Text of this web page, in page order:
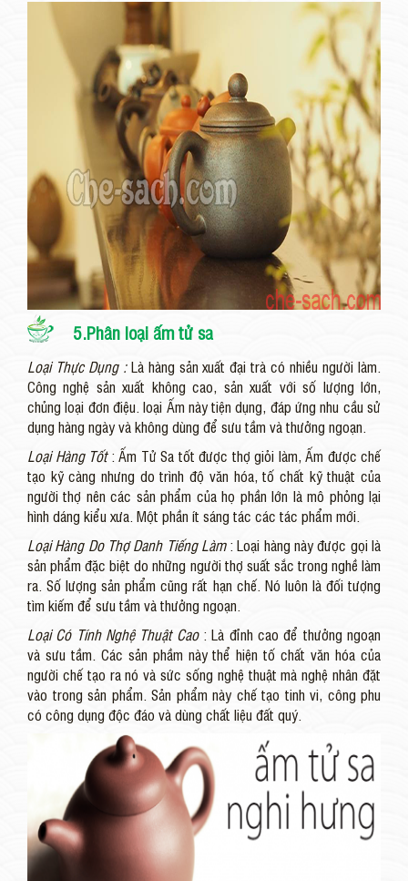
5.Phân loại ấm tử sa
Loại Thực Dụng :Là hàng sản xuất đại trà có nhiều người làm.
Công nghệ sản xuất không cao, sản xuất với số lượng lớn,
chủng loại đơn điệu. loại Ấm này tiện dụng, đáp ứng nhu cầu sử
dụng hàng ngày và không dùng để sưu tầm và thưởng ngoạn.
Loại Hàng Tốt: Ấm Tử Sa tốt được thợ giỏi làm, Ấm được chế
tạo kỹ càng nhưng do trình độ văn hóa, tố chất kỹ thuật của
người thợ nên các sản phẩm của họ phần lớn là mô phỏng lại
hình dáng kiểu xưa. Một phần ít sáng tác các tác phẩm mới.
Loại Hàng Do Thợ Danh Tiếng Làm: Loại hàng này được gọi là
sản phẩm đặc biệt do những người thợ suất sắc trong nghề làm
ra. Số lượng sản phẩm cũng rất hạn chế. Nó luôn là đối tượng
tìm kiếm để sưu tầm và thưởng ngoạn.
Loại Có Tính Nghệ Thuật Cao: Là đỉnh cao để thưởng ngoạn
và sưu tầm. Các sản phầm này thể hiện tố chất văn hóa của
người chế tạo ra nó và sức sống nghệ thuật mà nghệ nhân đặt
vào trong sản phẩm. Sản phẩm này chế tạo tinh vi, công phu
có công dụng độc đáo và dùng chất liệu đất quý.